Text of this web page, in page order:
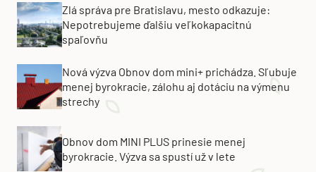
Zlá správa pre Bratislavu, mesto odkazuje:
Nepotrebujeme ďalšiu veľkokapacitnú
spaľovňu
Nová výzva Obnov dom mini+ prichádza. Sľubuje
menej byrokracie, zálohu aj dotáciu na výmenu
strechy
Obnov dom MINI PLUS prinesie menej
byrokracie. Výzva sa spustí už v lete